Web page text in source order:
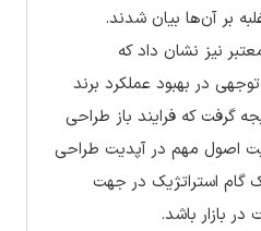
بر آن‌ها بیان شدند.
نیز نشان داد که
توجهی در بهبود عملکرد برند
گرفت که فرایند باز طراحی
اصول مهم در آپدیت طراحی
گام استراتژیک در جهت
بازار باشد.